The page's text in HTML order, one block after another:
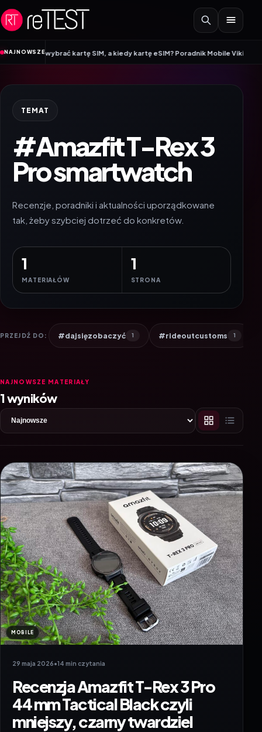
Przejdź do treści
NAJNOWSZE
wybrać kartę SIM, a kiedy kartę eSIM? Poradnik Mobile Vikings•
TEMAT
#Amazfit T-Rex 3
Pro smartwatch
Recenzje, poradniki i aktualności uporządkowane
tak, żeby szybciej dotrzeć do konkretów.
1
MATERIAŁÓW
1
STRONA
PRZEJDŹ DO: #dajsięzobaczyć 1 #rideoutcustoms 1
NAJNOWSZE MATERIAŁY
1 wyników
MOBILE
29 maja 2026•14 min czytania
Recenzja Amazfit T-Rex 3 Pro
44 mm Tactical Black czyli
mniejszy, czarny twardziel